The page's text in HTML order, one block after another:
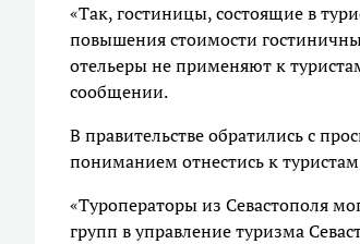
«Так, гостиницы, состоящие в
повышения стоимости
отельеры не применяют к
сообщении.
В правительстве обратились с
пониманием отнестись к
«Туроператоры из Севастополя
групп в управление туризма